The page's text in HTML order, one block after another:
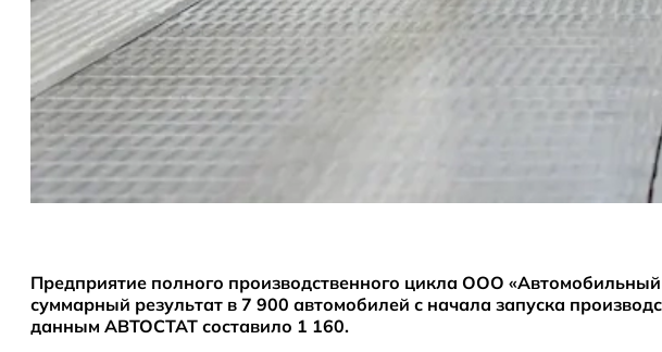
Предприятие полного производственного цикла ООО
суммарный результат в 7 900 автомобилей с начала запуска
данным АВТОСТАТ составило 1 160.